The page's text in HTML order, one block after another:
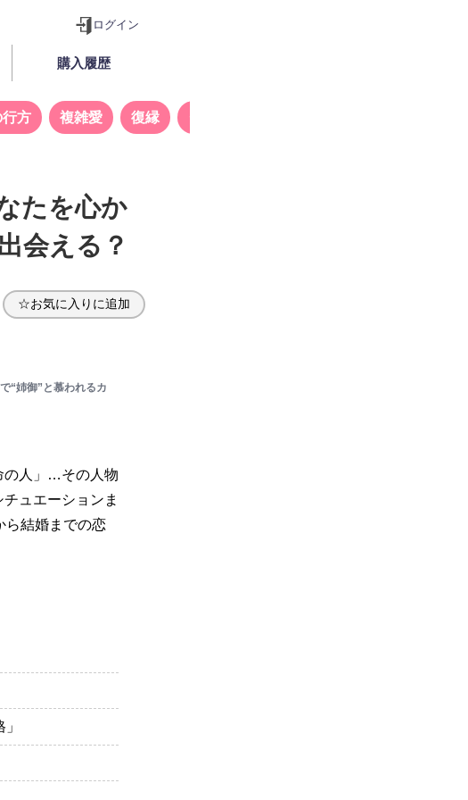
ログイン
購入履歴
方 複雑愛 復縁
たを心か
会える？
☆お気に入りに追加
“姉御”と慕われるカ
の人」…その人物
ュエーションま
ら結婚までの恋